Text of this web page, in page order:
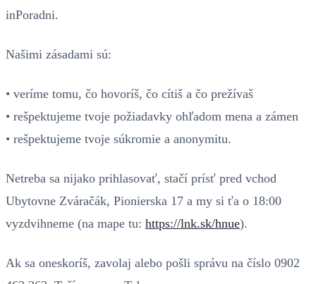
inPoradni.
Našimi zásadami sú:
• veríme tomu, čo hovoríš, čo cítiš a čo prežívaš
• rešpektujeme tvoje požiadavky ohľadom mena a zámen
• rešpektujeme tvoje súkromie a anonymitu.
Netreba sa nijako prihlasovať, stačí prísť pred vchod
Ubytovne Zváračák, Pionierska 17 a my si ťa o 18:00
vyzdvihneme (na mape tu: https://lnk.sk/hnue).
Ak sa oneskoríš, zavolaj alebo pošli správu na číslo 0902